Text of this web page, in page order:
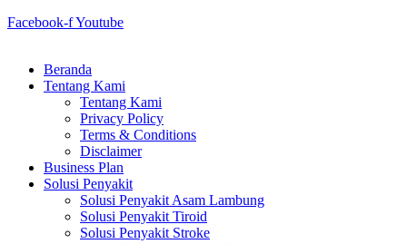
Facebook-fYoutube
Beranda
Tentang Kami
Tentang Kami
Privacy Policy
Terms & Conditions
Disclaimer
Business Plan
Solusi Penyakit
Solusi Penyakit Asam Lambung
Solusi Penyakit Tiroid
Solusi Penyakit Stroke